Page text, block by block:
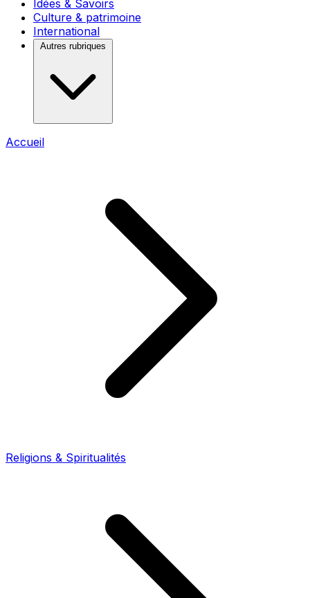
Idées & Savoirs
Culture & patrimoine
International
Autres rubriques
Accueil
Religions & Spiritualités